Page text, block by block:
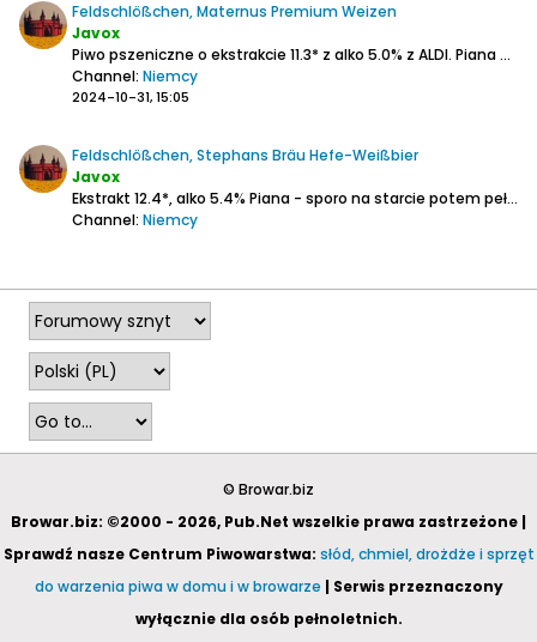
Feldschlößchen, Maternus Premium Weizen
Javox
Piwo pszeniczne o ekstrakcie 11.3* z alko 5.0% z ALDI. Piana - sporo na długo.
Channel: Niemcy
2024-10-31, 15:05
Feldschlößchen, Stephans Bräu Hefe-Weißbier
Javox
Ekstrakt 12.4*, alko 5.4% Piana - sporo na starcie potem pełna warstewka.
Channel: Niemcy
© Browar.biz
Browar.biz: ©2000 - 2026, Pub.Net wszelkie prawa zastrzeżone |
Sprawdź nasze Centrum Piwowarstwa: słód, chmiel, drożdże i sprzęt
do warzenia piwa w domu i w browarze | Serwis przeznaczony
wyłącznie dla osób pełnoletnich.